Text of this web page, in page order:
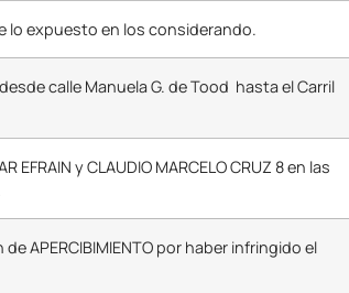
lo expuesto en los considerando.
calle Manuela G. de Tood hasta el Carril
y CLAUDIO MARCELO CRUZ 8 en las
APERCIBIMIENTO por haber infringido el